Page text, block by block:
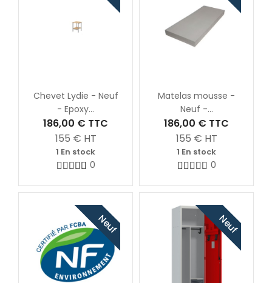
Chevet Lydie - Neuf
- Epoxy...
186,00 € TTC
155 € HT
1 En stock
0
Matelas mousse -
Neuf -...
186,00 € TTC
155 € HT
1 En stock
0
Neuf Neuf